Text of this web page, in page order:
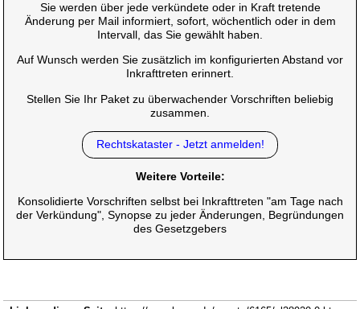
Sie werden über jede verkündete oder in Kraft tretende
Änderung per Mail informiert, sofort, wöchentlich oder in dem
Intervall, das Sie gewählt haben.
Auf Wunsch werden Sie zusätzlich im konfigurierten Abstand vor
Inkrafttreten erinnert.
Stellen Sie Ihr Paket zu überwachender Vorschriften beliebig
zusammen.
Rechtskataster - Jetzt anmelden!
Weitere Vorteile:
Konsolidierte Vorschriften selbst bei Inkrafttreten "am Tage nach
der Verkündung", Synopse zu jeder Änderungen, Begründungen
des Gesetzgebers